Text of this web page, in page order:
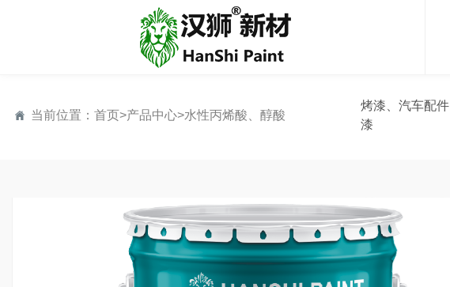
当前位置： 首页>产品中心>水性丙烯酸、醇酸
烤漆、汽车配件
漆